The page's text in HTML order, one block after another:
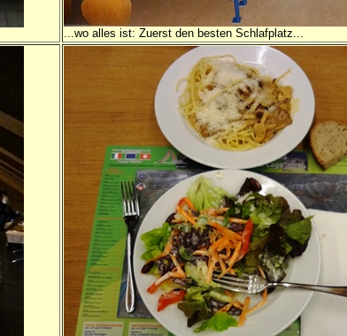
...wo alles ist: Zuerst den besten Schlafplatz...